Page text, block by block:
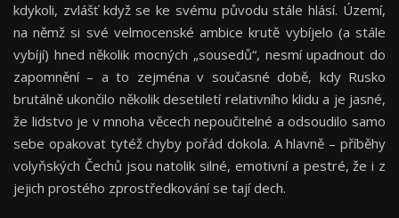
kdykoli, zvlášť když se ke svému původu stále hlásí. Území,
na němž si své velmocenské ambice krutě vybíjelo (a stále
vybíjí) hned několik mocných „sousedů“, nesmí upadnout do
zapomnění – a to zejména v současné době, kdy Rusko
brutálně ukončilo několik desetiletí relativního klidu a je jasné,
že lidstvo je v mnoha věcech nepoučitelné a odsoudilo samo
sebe opakovat tytéž chyby pořád dokola. A hlavně – příběhy
volyňských Čechů jsou natolik silné, emotivní a pestré, že i z
jejich prostého zprostředkování se tají dech.